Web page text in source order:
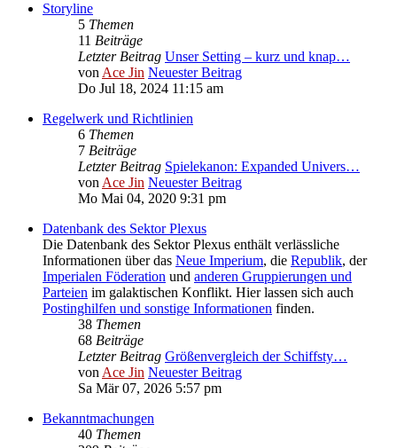
Storyline
5 Themen
11 Beiträge
Letzter Beitrag Unser Setting – kurz und knap…
vonAce Jin Neuester Beitrag
Do Jul 18, 2024 11:15 am
Regelwerk und Richtlinien
6 Themen
7 Beiträge
Letzter Beitrag Spielekanon: Expanded Univers…
vonAce Jin Neuester Beitrag
Mo Mai 04, 2020 9:31 pm
Datenbank des Sektor Plexus
Die Datenbank des Sektor Plexus enthält verlässliche
Informationen über das Neue Imperium, die Republik, der
Imperialen Föderation und anderen Gruppierungen und
Parteien im galaktischen Konflikt. Hier lassen sich auch
Postinghilfen und sonstige Informationen finden.
38 Themen
68 Beiträge
Letzter Beitrag Größenvergleich der Schiffsty…
vonAce Jin Neuester Beitrag
Sa Mär 07, 2026 5:57 pm
Bekanntmachungen
40 Themen